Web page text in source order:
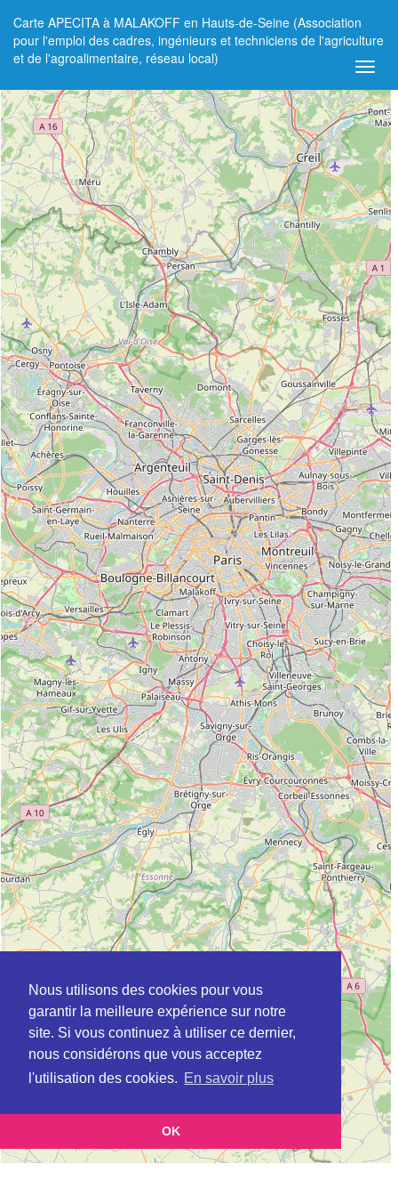
Nous utilisons des cookies pour vous
garantir la meilleure expérience sur notre
site. Si vous continuez à utiliser ce dernier,
nous considérons que vous acceptez
l'utilisation des cookies. En savoir plus
OK
Carte APECITA à MALAKOFF en Hauts-de-Seine (Association
pour l'emploi des cadres, ingénieurs et techniciens de l'agriculture
et de l'agroalimentaire, réseau local)
+
−